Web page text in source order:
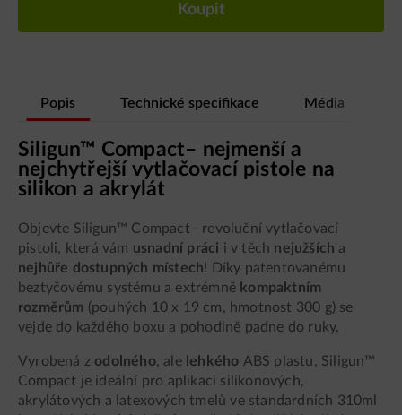
Koupit
Popis Technické specifikace Média
Siligun™ Compact– nejmenší a
nejchytřejší vytlačovací pistole na
silikon a akrylát
Objevte Siligun™ Compact– revoluční vytlačovací
pistoli, která vám usnadní práci i v těch nejužších a
nejhůře dostupných místech! Díky patentovanému
beztyčovému systému a extrémně kompaktním
rozměrům (pouhých 10 x 19 cm, hmotnost 300 g) se
vejde do každého boxu a pohodlně padne do ruky.
Vyrobená z odolného, ale lehkého ABS plastu, Siligun™
Compact je ideální pro aplikaci silikonových,
akrylátových a latexových tmelů ve standardních 310ml